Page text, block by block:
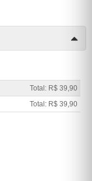
Total: R$ 39,90
Total: R$ 39,90